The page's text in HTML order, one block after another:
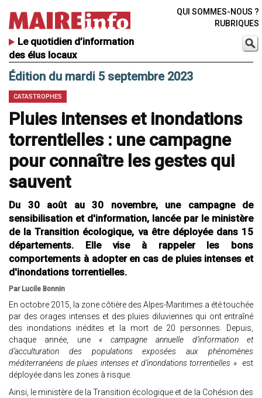
Le quotidien d’information
des élus locaux
QUI SOMMES-NOUS ?
RUBRIQUES
Édition du mardi 5 septembre 2023
CATASTROPHES
Pluies intenses et inondations
torrentielles : une campagne
pour connaître les gestes qui
sauvent
Du 30 août au 30 novembre, une campagne de
sensibilisation et d'information, lancée par le ministère
de la Transition écologique, va être déployée dans 15
départements. Elle vise à rappeler les bons
comportements à adopter en cas de pluies intenses et
d'inondations torrentielles.
Par Lucile Bonnin
En octobre 2015, la zone côtière des Alpes-Maritimes a été touchée
par des orages intenses et des pluies diluviennes qui ont entraîné
des inondations inédites et la mort de 20 personnes. Depuis,
chaque année, une « campagne annuelle d’information et
d’acculturation des populations exposées aux phénomènes
méditerranéens de pluies intenses et d’inondations torrentielles » est
déployée dans les zones à risque.
Ainsi, le ministère de la Transition écologique et de la Cohésion des